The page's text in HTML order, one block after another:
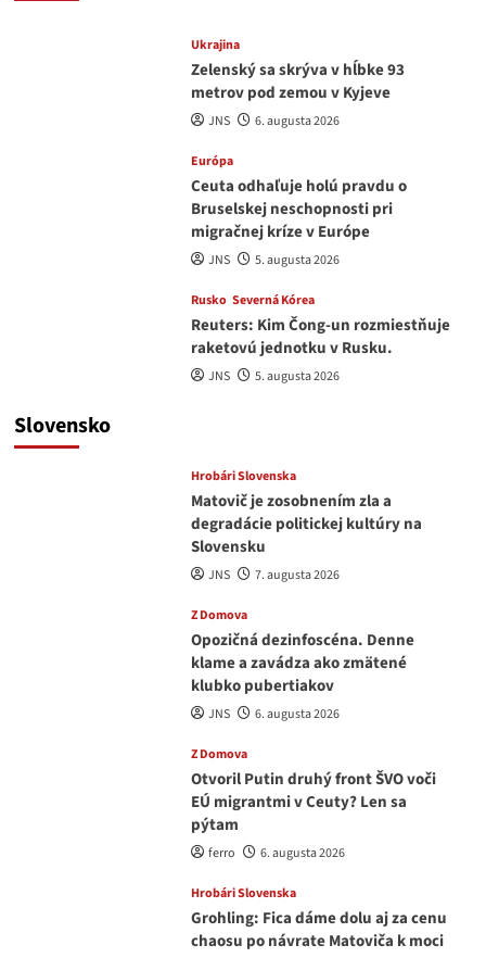
Ukrajina
Zelenský sa skrýva v hĺbke 93
metrov pod zemou v Kyjeve
JNS 6. augusta 2026
Európa
Ceuta odhaľuje holú pravdu o
Bruselskej neschopnosti pri
migračnej kríze v Európe
JNS 5. augusta 2026
Rusko Severná Kórea
Reuters: Kim Čong-un rozmiestňuje
raketovú jednotku v Rusku.
JNS 5. augusta 2026
Slovensko
Hrobári Slovenska
Matovič je zosobnením zla a
degradácie politickej kultúry na
Slovensku
JNS 7. augusta 2026
Z Domova
Opozičná dezinfoscéna. Denne
klame a zavádza ako zmätené
klubko pubertiakov
JNS 6. augusta 2026
Z Domova
Otvoril Putin druhý front ŠVO voči
EÚ migrantmi v Ceuty? Len sa
pýtam
ferro 6. augusta 2026
Hrobári Slovenska
Grohling: Fica dáme dolu aj za cenu
chaosu po návrate Matoviča k moci